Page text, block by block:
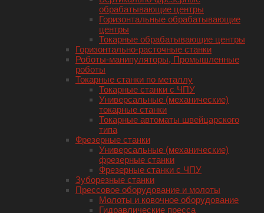
обрабатывающие центры
Горизонтальные обрабатывающие
центры
Токарные обрабатывающие центры
Горизонтально-расточные станки
Роботы-манипуляторы, Промышленные
роботы
Токарные станки по металлу
Токарные станки с ЧПУ
Универсальные (механические)
токарные станки
Токарные автоматы швейцарского
типа
Фрезерные станки
Универсальные (механические)
фрезерные станки
Фрезерные станки с ЧПУ
Зуборезные станки
Прессовое оборудование и молоты
Молоты и ковочное оборудование
Гидравлические пресса